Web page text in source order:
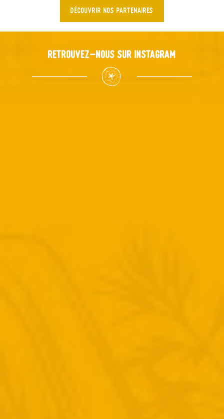
DÉCOUVRIR NOS PARTENAIRES
Retrouvez-nous sur Instagram